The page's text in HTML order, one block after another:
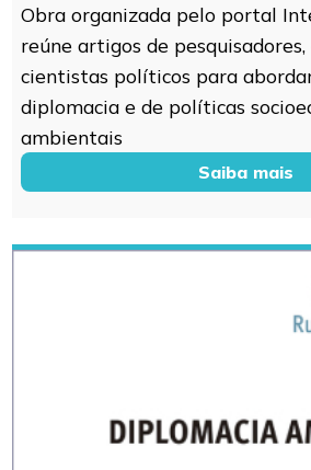
Obra organizada pelo portal
reúne artigos de
cientistas políticos para
diplomacia e de políticas
ambientais
Saiba mais